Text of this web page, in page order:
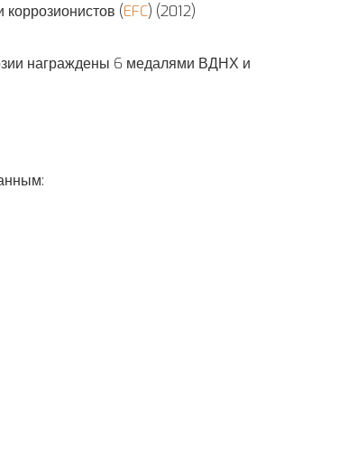
(EFC) (2012)
награждены 6 медалями ВДНХ и